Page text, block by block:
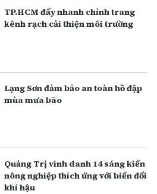
TP.HCM đẩy nhanh chỉnh trang
kênh rạch cải thiện môi trường
Lạng Sơn đảm bảo an toàn hồ đập
mùa mưa bão
Quảng Trị vinh danh 14 sáng kiến
nông nghiệp thích ứng với biến đổi
khí hậu